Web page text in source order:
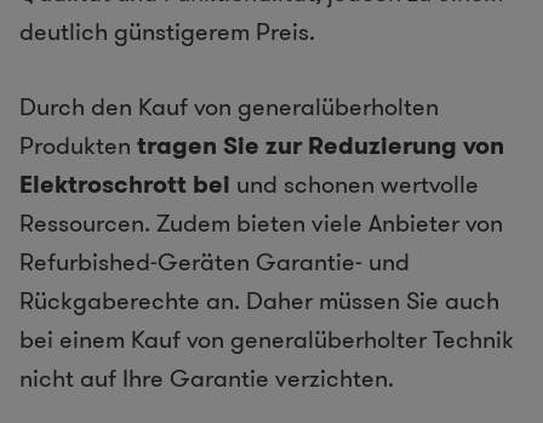
deutlich günstigerem Preis.
Durch den Kauf von generalüberholten
Produkten tragen Sie zur Reduzierung von
Elektroschrott bei und schonen wertvolle
Ressourcen. Zudem bieten viele Anbieter von
Refurbished-Geräten Garantie- und
Rückgaberechte an. Daher müssen Sie auch
bei einem Kauf von generalüberholter Technik
nicht auf Ihre Garantie verzichten.